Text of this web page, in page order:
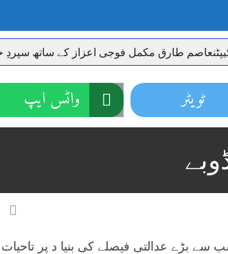
طارق مکمل فوجی اعزاز کے ساتھ سپردِ خاک
ٹویٹر واٹس ایپ
بڑے عدالتی فیصلے کی بنیا د پر تاحیات